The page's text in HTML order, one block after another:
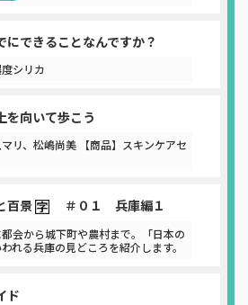
にできることなんですか？
度シリカ
を向いて歩こう
マリ、松嶋尚美 【商品】スキンケアセ
百景 ＃０１ 兵庫編１
会から城下町や農村まで。「日本の
れる兵庫の見どころを紹介します。
ド